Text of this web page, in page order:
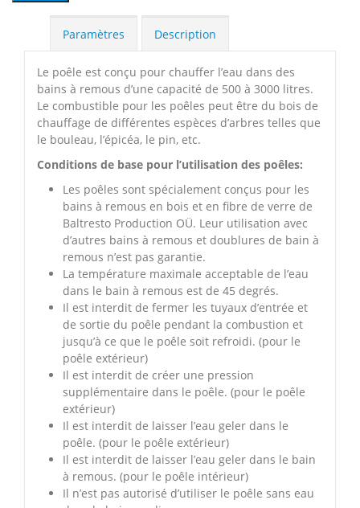
Paramètres Description
Le poêle est conçu pour chauffer l’eau dans des
bains à remous d’une capacité de 500 à 3000 litres.
Le combustible pour les poêles peut être du bois de
chauffage de différentes espèces d’arbres telles que
le bouleau, l’épicéa, le pin, etc.
Conditions de base pour l’utilisation des poêles:
Les poêles sont spécialement conçus pour les
bains à remous en bois et en fibre de verre de
Baltresto Production OÜ. Leur utilisation avec
d’autres bains à remous et doublures de bain à
remous n’est pas garantie.
La température maximale acceptable de l’eau
dans le bain à remous est de 45 degrés.
Il est interdit de fermer les tuyaux d’entrée et
de sortie du poêle pendant la combustion et
jusqu’à ce que le poêle soit refroidi. (pour le
poêle extérieur)
Il est interdit de créer une pression
supplémentaire dans le poêle. (pour le poêle
extérieur)
Il est interdit de laisser l’eau geler dans le
poêle. (pour le poêle extérieur)
Il est interdit de laisser l’eau geler dans le bain
à remous. (pour le poêle intérieur)
Il n’est pas autorisé d’utiliser le poêle sans eau